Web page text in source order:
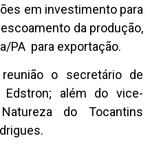
em investimento para
da produção,
PA para exportação.
o secretário de
Edstron; além do vice-
do Tocantins